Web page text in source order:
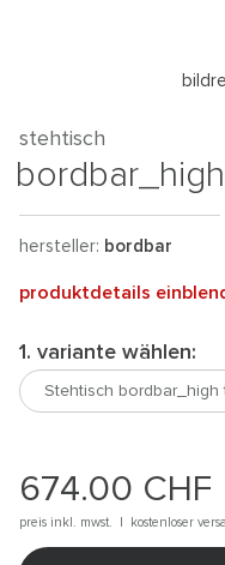
stehtisch
hersteller: bordbar
produktdetails
1. variante wählen:
674.00 CHF
preis inkl. mwst. | kostenloser